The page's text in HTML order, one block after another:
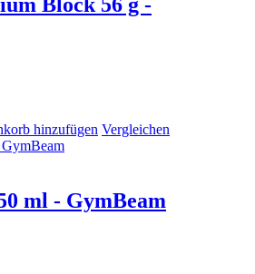
hinzufügen Vergleichen
ml - GymBeam